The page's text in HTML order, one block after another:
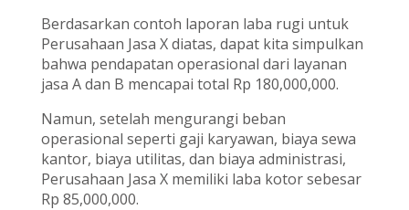
Berdasarkan contoh laporan laba rugi untuk
Perusahaan Jasa X diatas, dapat kita simpulkan
bahwa pendapatan operasional dari layanan
jasa A dan B mencapai total Rp 180,000,000.
Namun, setelah mengurangi beban
operasional seperti gaji karyawan, biaya sewa
kantor, biaya utilitas, dan biaya administrasi,
Perusahaan Jasa X memiliki laba kotor sebesar
Rp 85,000,000.